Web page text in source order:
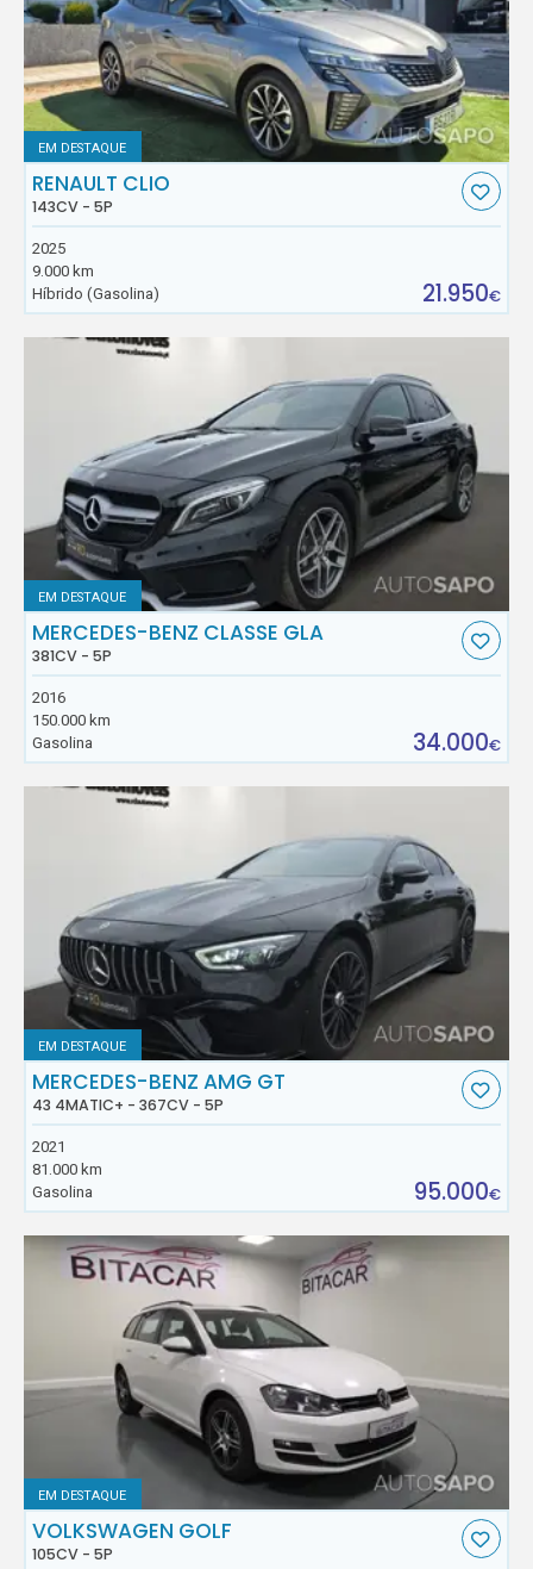
EM DESTAQUE
RENAULT CLIO
143CV - 5P
2025
9.000 km
Híbrido (Gasolina)
21.950€
EM DESTAQUE
MERCEDES-BENZ CLASSE GLA
381CV - 5P
2016
150.000 km
Gasolina
34.000€
EM DESTAQUE
MERCEDES-BENZ AMG GT
43 4MATIC+ - 367CV - 5P
2021
81.000 km
Gasolina
95.000€
EM DESTAQUE
VOLKSWAGEN GOLF
105CV - 5P